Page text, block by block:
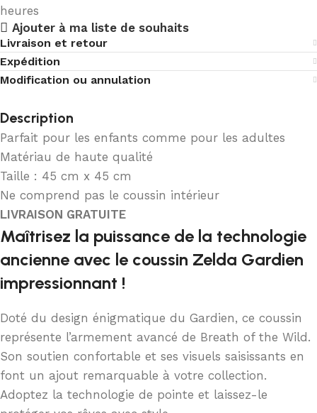
heures
Ajouter à ma liste de souhaits
Livraison et retour
Expédition
Modification ou annulation
Description
Parfait pour les enfants comme pour les adultes
Matériau de haute qualité
Taille : 45 cm x 45 cm
Ne comprend pas le coussin intérieur
LIVRAISON GRATUITE
Maîtrisez la puissance de la technologie
ancienne avec le coussin Zelda Gardien
impressionnant !
Doté du design énigmatique du Gardien, ce coussin
représente l’armement avancé de Breath of the Wild.
Son soutien confortable et ses visuels saisissants en
font un ajout remarquable à votre collection.
Adoptez la technologie de pointe et laissez-le